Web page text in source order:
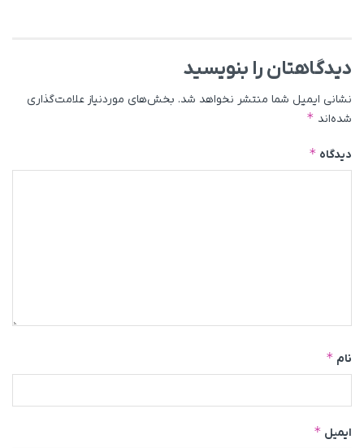
دیدگاهتان را بنویسید
نشانی ایمیل شما منتشر نخواهد شد. بخش‌های موردنیاز علامت‌گذاری
شده‌اند *
دیدگاه *
نام *
ایمیل *